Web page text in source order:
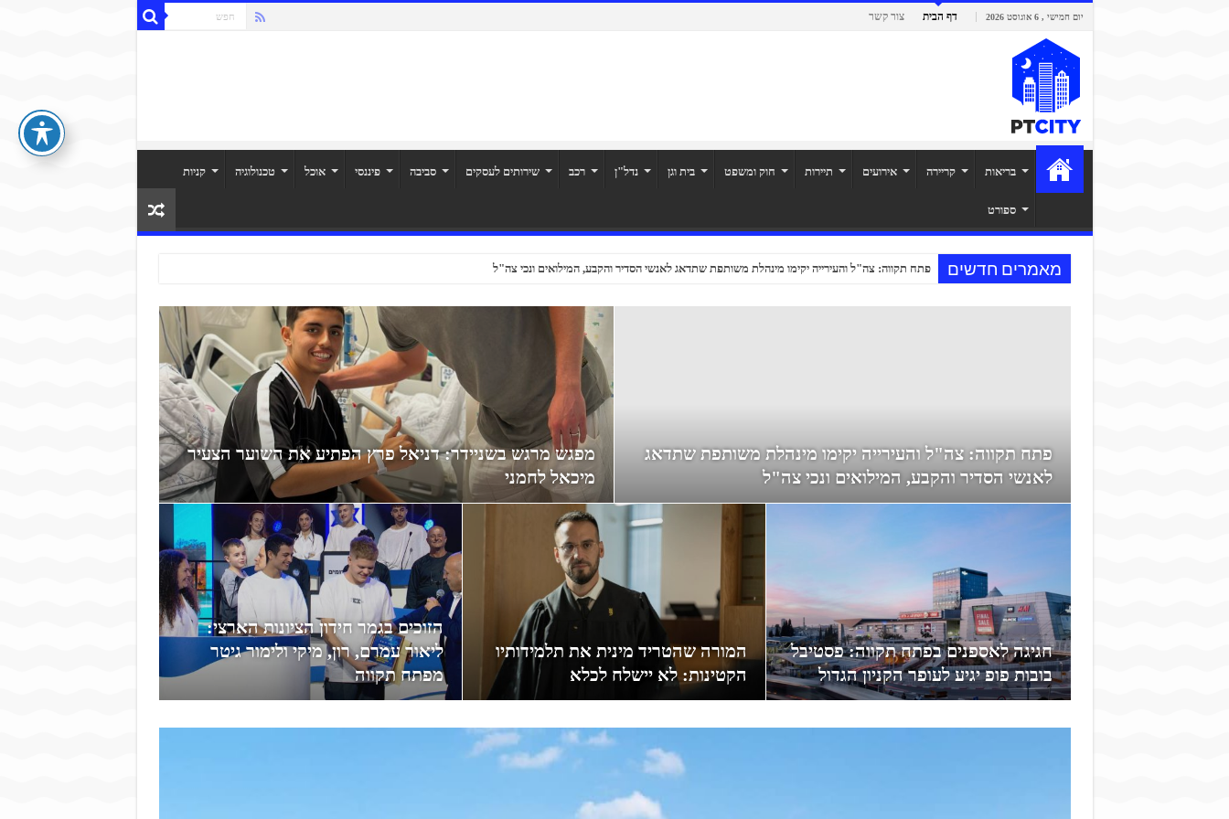
יום חמישי , 6 אוגוסט 2026 דף הבית צור קשר
בריאות קריירה אירועים תיירות חוק ומשפט בית וגן נדל"ן רכב שירותים לעסקים סביבה פיננסי אוכל טכנולוגיה קניות
ספורט
מאמרים חדשים פתח תקווה: צה"ל והעירייה יקימו מינהלת משותפת שתדאג לאנשי הסדיר והקבע, המילואים ונכי צה"ל
דווקא בשנת מלחמה: 300 עולים חדשים בחרו בפתח תקווה
פתח תקווה: צה"ל והעירייה יקימו מינהלת משותפת שתדאג
לאנשי הסדיר והקבע, המילואים ונכי צה"ל
מפגש מרגש בשניידר: דניאל פרץ הפתיע את השוער הצעיר
מיכאל לחמני
חגיגה לאספנים בפתח תקווה: פסטיבל
בובות פופ יגיע לעופר הקניון הגדול
המורה שהטריד מינית את תלמידותיו
הקטינות: לא יישלח לכלא
הזוכים בגמר חידון הציונות הארצי:
ליאור עמרם, רון, מיקי ולימור גיטר
מפתח תקווה